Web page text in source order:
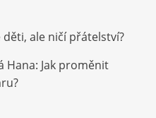
ale ničí přátelství?
Hana: Jak proměnit